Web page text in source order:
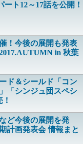
ト12～17話を公開！
！今後の展開も発表
in 秋葉
ド＆シールド「コン
「シンジュ団スペシ
ど今後の展開を発
計画発表会 情報まと